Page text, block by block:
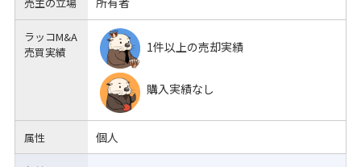
売主の立場
ラッコM&A
売買実績
1件以上の売却実績
購入実績なし
属性 個人